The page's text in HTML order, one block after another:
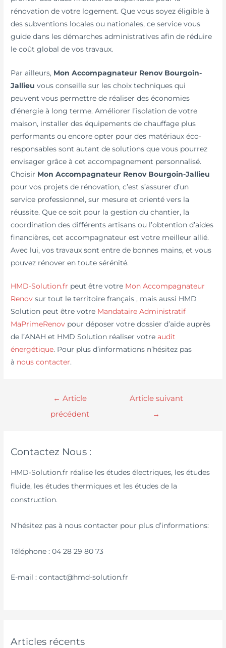
rénovation de votre logement. Que vous soyez éligible à
des subventions locales ou nationales, ce service vous
guide dans les démarches administratives afin de réduire
le coût global de vos travaux.
Par ailleurs, Mon Accompagnateur Renov Bourgoin-
Jallieu vous conseille sur les choix techniques qui
peuvent vous permettre de réaliser des économies
d’énergie à long terme. Améliorer l’isolation de votre
maison, installer des équipements de chauffage plus
performants ou encore opter pour des matériaux éco-
responsables sont autant de solutions que vous pourrez
envisager grâce à cet accompagnement personnalisé.
Choisir Mon Accompagnateur Renov Bourgoin-Jallieu
pour vos projets de rénovation, c’est s’assurer d’un
service professionnel, sur mesure et orienté vers la
réussite. Que ce soit pour la gestion du chantier, la
coordination des différents artisans ou l’obtention d’aides
financières, cet accompagnateur est votre meilleur allié.
Avec lui, vos travaux sont entre de bonnes mains, et vous
pouvez rénover en toute sérénité.
HMD-Solution.fr peut être votre Mon Accompagnateur
Renov sur tout le territoire français , mais aussi HMD
Solution peut être votre Mandataire Administratif
MaPrimeRenov pour déposer votre dossier d’aide auprès
de l’ANAH et HMD Solution réaliser votreaudit
énergétique. Pour plus d’informations n’hésitez pas
à nous contacter.
← Article
précédent
Article suivant
→
Contactez Nous :
HMD-Solution.fr réalise les études électriques, les études
fluide, les études thermiques et les études de la
construction.
N’hésitez pas à nous contacter pour plus d’informations:
Téléphone : 04 28 29 80 73
E-mail : contact@hmd-solution.fr
Articles récents